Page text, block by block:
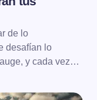
de lo
desafían lo
y cada vez…